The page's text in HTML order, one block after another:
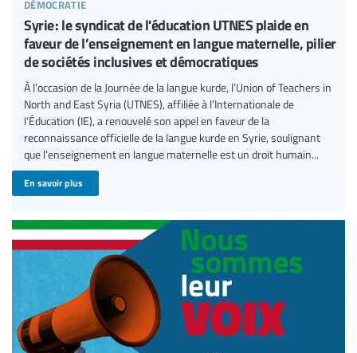
Syrie : le syndicat de l'éducation UTNES plaide en
faveur de l’enseignement en langue maternelle, pilier
de sociétés inclusives et démocratiques
À l’occasion de la Journée de la langue kurde, l’Union of Teachers in
North and East Syria (UTNES), affiliée à l’Internationale de
l’Éducation (IE), a renouvelé son appel en faveur de la
reconnaissance officielle de la langue kurde en Syrie, soulignant
que l’enseignement en langue maternelle est un droit humain...
En savoir plus